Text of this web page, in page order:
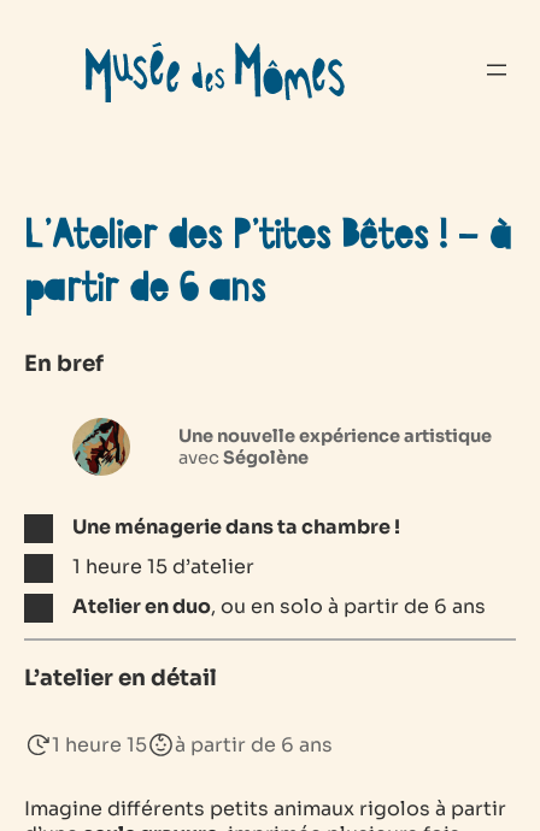
contenu
L’Atelier des P’tites Bêtes ! – à
partir de 6 ans
En bref
Une nouvelle expérience artistique
avecSégolène
Une ménagerie dans ta chambre !
1 heure 15 d’atelier
Atelier en duo, ou en solo à partir de 6 ans
L’atelier en détail
1 heure 15 à partir de 6 ans
Imagine différents petits animaux rigolos à partir